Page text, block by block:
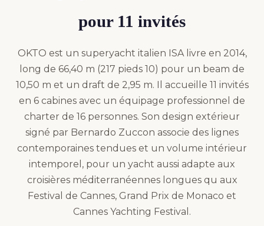
pour 11 invités
OKTO est un superyacht italien ISA livre en 2014,
long de 66,40 m (217 pieds 10) pour un beam de
10,50 m et un draft de 2,95 m. Il accueille 11 invités
en 6 cabines avec un équipage professionnel de
charter de 16 personnes. Son design extérieur
signé par Bernardo Zuccon associe des lignes
contemporaines tendues et un volume intérieur
intemporel, pour un yacht aussi adapte aux
croisières méditerranéennes longues qu aux
Festival de Cannes, Grand Prix de Monaco et
Cannes Yachting Festival.